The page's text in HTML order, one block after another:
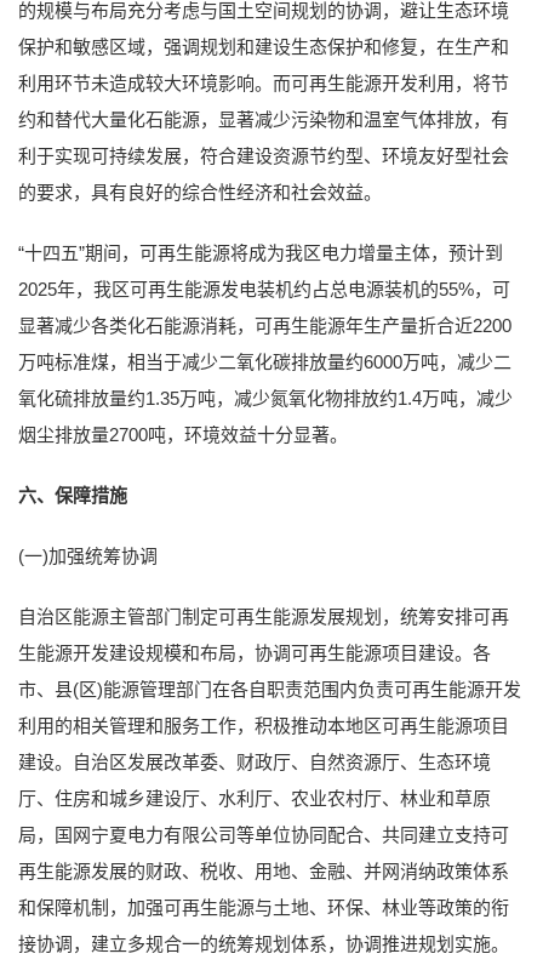
的规模与布局充分考虑与国土空间规划的协调，避让生态环境
保护和敏感区域，强调规划和建设生态保护和修复，在生产和
利用环节未造成较大环境影响。而可再生能源开发利用，将节
约和替代大量化石能源，显著减少污染物和温室气体排放，有
利于实现可持续发展，符合建设资源节约型、环境友好型社会
的要求，具有良好的综合性经济和社会效益。
“十四五”期间，可再生能源将成为我区电力增量主体，预计到
2025年，我区可再生能源发电装机约占总电源装机的55%，可
显著减少各类化石能源消耗，可再生能源年生产量折合近2200
万吨标准煤，相当于减少二氧化碳排放量约6000万吨，减少二
氧化硫排放量约1.35万吨，减少氮氧化物排放约1.4万吨，减少
烟尘排放量2700吨，环境效益十分显著。
六、保障措施
(一)加强统筹协调
自治区能源主管部门制定可再生能源发展规划，统筹安排可再
生能源开发建设规模和布局，协调可再生能源项目建设。各
市、县(区)能源管理部门在各自职责范围内负责可再生能源开发
利用的相关管理和服务工作，积极推动本地区可再生能源项目
建设。自治区发展改革委、财政厅、自然资源厅、生态环境
厅、住房和城乡建设厅、水利厅、农业农村厅、林业和草原
局，国网宁夏电力有限公司等单位协同配合、共同建立支持可
再生能源发展的财政、税收、用地、金融、并网消纳政策体系
和保障机制，加强可再生能源与土地、环保、林业等政策的衔
接协调，建立多规合一的统筹规划体系，协调推进规划实施。